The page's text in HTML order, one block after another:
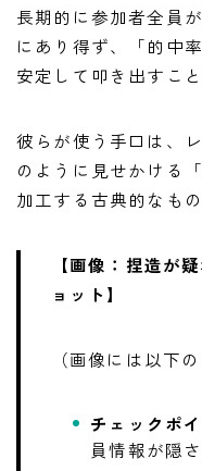
長期的に参加者全員
にあり得ず、「的中
安定して叩き出すこ
彼らが使う手口は、
のように見せかける
加工する古典的なもの
【画像：捏造が
ョット】
（画像には以下
チェックポ
員情報が隠